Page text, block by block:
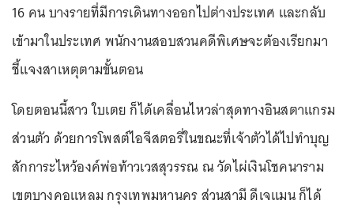
16 คน บางรายที่มีการเดินทางออกไปต่างประเทศ และกลับ
เข้ามาในประเทศ พนักงานสอบสวนคดีพิเศษจะต้องเรียกมา
ชี้แจงสาเหตุตามขั้นตอน
โดยตอนนี้สาว ใบเตย ก็ได้เคลื่อนไหวล่าสุดทางอินสตาแกรม
ส่วนตัว ด้วยการโพสต์ไอจีสตอรี่ในขณะที่เจ้าตัวได้ไปทำบุญ
สักการะไหว้องค์พ่อท้าวเวสสุวรรณ ณ วัดไผ่เงินโชคนาราม
เขตบางคอแหลม กรุงเทพมหานคร ส่วนสามี ดีเจแมน ก็ได้